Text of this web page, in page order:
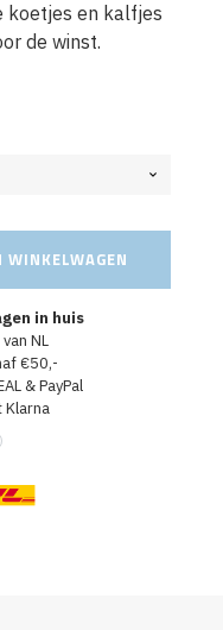
koetjes en kalfjes
de winst.
WINKELWAGEN
in huis
NL
€50,-
& PayPal